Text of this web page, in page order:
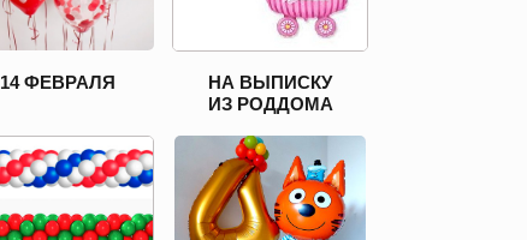
НА ВЫПИСКУ
ИЗ РОДДОМА
14 ФЕВРАЛЯ